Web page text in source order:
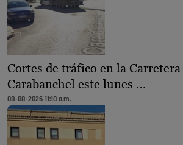
Cortes de tráfico en la Carretera
Carabanchel este lunes …
08-08-2026 11:10 a.m.